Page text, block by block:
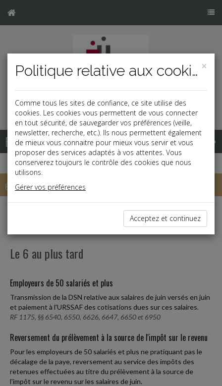
Base documentaire
échéancier
Le 6 au plus tard
Employeurs de 50 salariés et plus
Transmission de la DSN relative aux salaires de juin versés en juin
et paiement à l'URSSAF des cotisations dues sur ces salaires.
RF 1175, §§ 6540, 6550, 6626, 6647, 6650 et 6950
Reversement du prélèvement à la source de l'impôt sur le revenu
Pour les employeurs de 50 salariés et plus ne pratiquant pas le
décalage de la paye, reversement au service des impôts des
retenues effectuées au titre du prélèvement à la source de
l'impôt sur le revenu sur les salaires de juin.
×
Politique relative aux cookies
Comme tous les sites de confiance, ce site utilise des
cookies. Les cookies vous permettent de vous connecter
en tout sécurité, de sauvegarder vos préférences (veille,
newsletter, recherche, etc.). Ils nous permettent également
de mieux vous connaitre pour mieux vous servir et vous
proposer des services adaptés à vos attentes. Vous
conserverez toujours le contrôle des cookies que nous
utilisons.
Gérer vos préférences
Acceptez et continuez